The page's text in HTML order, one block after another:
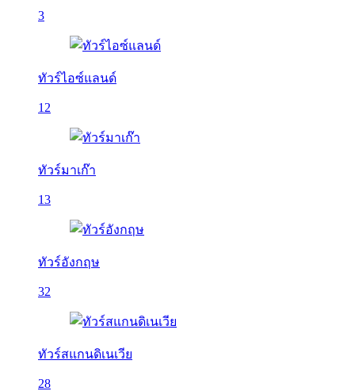
3
ทัวร์ไอซ์แลนด์
12
ทัวร์มาเก๊า
13
ทัวร์อังกฤษ
32
ทัวร์สแกนดิเนเวีย
28